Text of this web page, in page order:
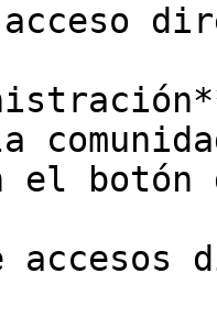
el botón
accesos